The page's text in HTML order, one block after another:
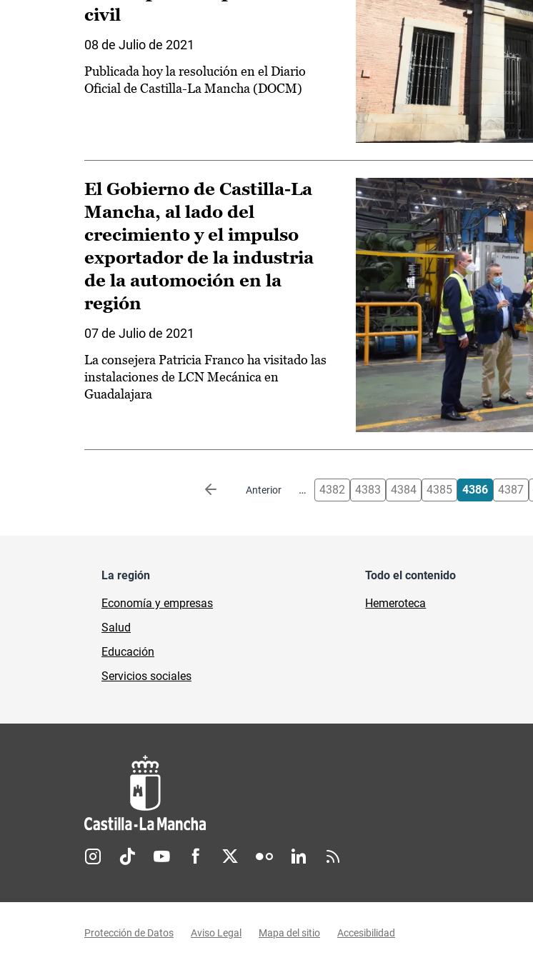
civil
08 de Julio de 2021
Publicada hoy la resolución en el Diario
Oficial de Castilla-La Mancha (DOCM)
El Gobierno de Castilla-La
Mancha, al lado del
crecimiento y el impulso
exportador de la industria
de la automoción en la
región
07 de Julio de 2021
La consejera Patricia Franco ha visitado las
instalaciones de LCN Mecánica en
Guadalajara
Anterior
Página anterior … 4382 4383 4384 4385 4386 4387
La región
Economía y empresas
Salud
Educación
Servicios sociales
Todo el contenido
Hemeroteca
Redes sociales JCCM
Protección de Datos Aviso Legal Mapa del sitio Accesibilidad